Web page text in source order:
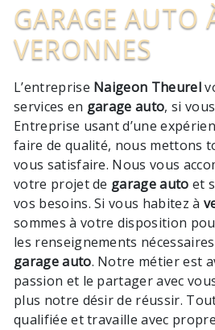
GARAGE AUTO
VERONNES
L’entreprise Naigeon Theurel
services en garage auto, si
Entreprise usant d’une
faire de qualité, nous mettons
vous satisfaire. Nous vous
votre projet de garage auto et
vos besoins. Si vous habitez à
sommes à votre disposition
les renseignements
garage auto. Notre métier est
passion et le partager avec
plus notre désir de réussir.
qualifiée et travaille avec